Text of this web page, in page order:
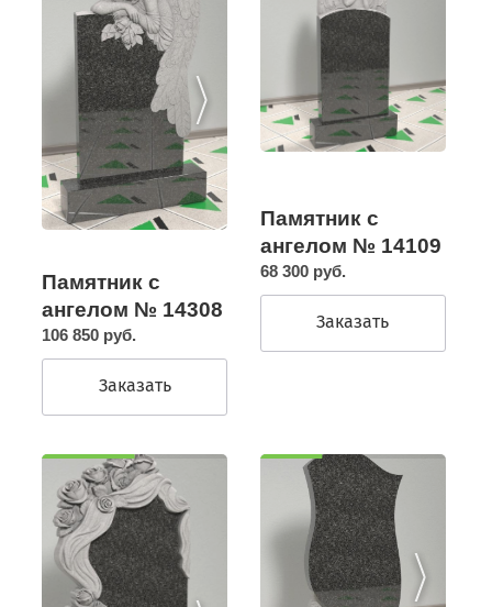
Памятник с
ангелом № 14308
106 850 руб.
Заказать
Памятник с
ангелом № 14109
68 300 руб.
Заказать